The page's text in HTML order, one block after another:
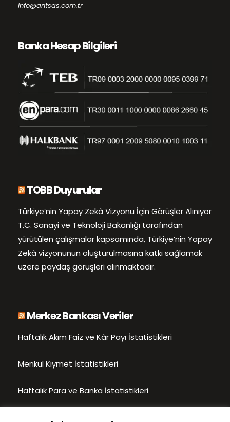
info@antsas.com.tr
Banka Hesap Bilgileri
TOBB Duyurular
Türkiye’nin Yapay Zekâ Vizyonu İçin Görüşler Alınıyor
T.C. Sanayi ve Teknoloji Bakanlığı tarafından
yürütülen çalışmalar kapsamında, Türkiye’nin Yapay
Zekâ vizyonunun oluşturulmasına katkı sağlamak
üzere paydaş görüşleri alınmaktadır.
Merkez Bankası Veriler
Haftalık Akım Faiz ve Kâr Payı İstatistikleri
Menkul Kıymet İstatistikleri
Haftalık Para ve Banka İstatistikleri